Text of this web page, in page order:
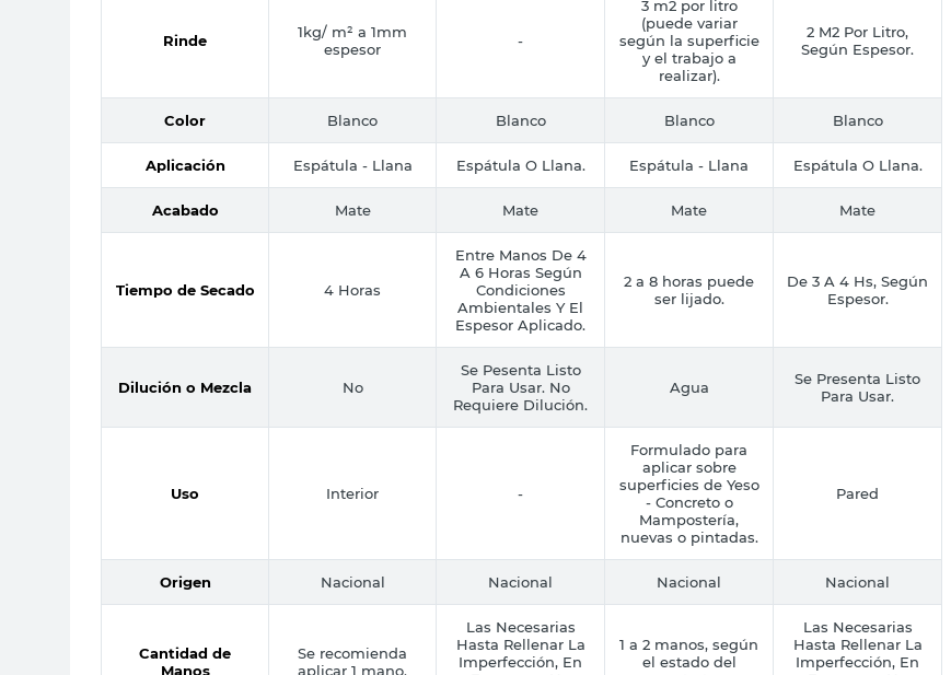
Rinde
1kg/ m² a 1mm
espesor
-
3 m2 por litro
(puede variar
según la superficie
y el trabajo a
realizar).
2 M2 Por Litro,
Según Espesor.
Color Blanco Blanco Blanco Blanco
Aplicación Espátula - Llana Espátula O Llana. Espátula - Llana Espátula O Llana.
Acabado Mate Mate Mate Mate
Tiempo de Secado 4 Horas
Entre Manos De 4
A 6 Horas Según
Condiciones
Ambientales Y El
Espesor Aplicado.
2 a 8 horas puede
ser lijado.
De 3 A 4 Hs, Según
Espesor.
Dilución o Mezcla No
Se Pesenta Listo
Para Usar. No
Requiere Dilución.
Agua
Se Presenta Listo
Para Usar.
Uso Interior -
Formulado para
aplicar sobre
superficies de Yeso
- Concreto o
Mampostería,
nuevas o pintadas.
Pared
Origen Nacional Nacional Nacional Nacional
Cantidad de
Manos
Se recomienda
aplicar 1 mano.
Las Necesarias
Hasta Rellenar La
Imperfección, En
1 a 2 manos, según
el estado del
Las Necesarias
Hasta Rellenar La
Imperfección, En